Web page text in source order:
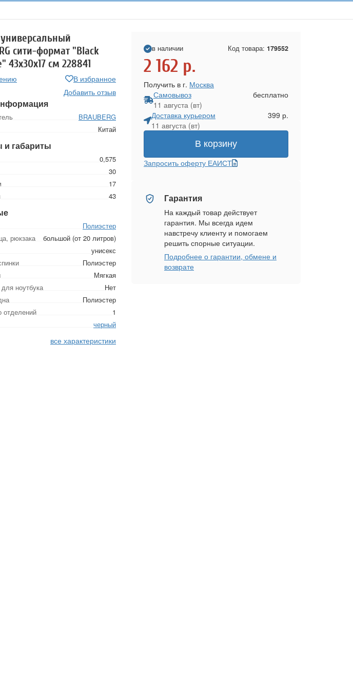
сити-формат "Black
43х30х17 см 228841
В избранное
Добавить отзыв
BRAUBERG
Китай
и габариты
0,575
30
17
43
Полиэстер
рюкзака
большой (от 20 литров)
унисекс
Полиэстер
Мягкая
ноутбука
Нет
Полиэстер
отделений
1
черный
все характеристики
в наличии Код товара: 179552
2 162 р.
Получить в г. Москва
Самовывоз
11 августа (вт)
бесплатно
Доставка курьером
11 августа (вт)
399 р.
В корзину
Запросить оферту ЕАИСТ
Гарантия
На каждый товар действует
гарантия. Мы всегда идем
навстречу клиенту и помогаем
решить спорные ситуации.
Подробнее о гарантии, обмене и
возврате